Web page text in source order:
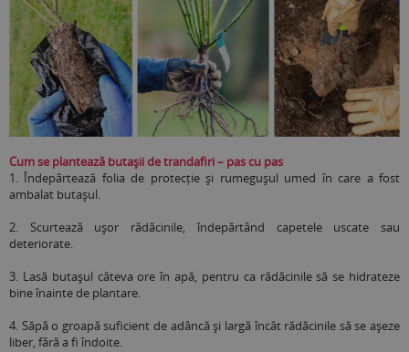
Cum se plantează butașii de trandafiri – pas cu pas
1. Îndepărtează folia de protecție și rumegușul umed în care a fost
ambalat butașul.
2.
Scurtează ușor rădăcinile, îndepărtând capetele uscate sau
deteriorate.
3. Lasă butașul câteva ore în apă, pentru ca rădăcinile să se hidrateze
bine înainte de plantare.
4. Săpă o groapă suficient de adâncă și largă încât rădăcinile să se așeze
liber, fără a fi îndoite.